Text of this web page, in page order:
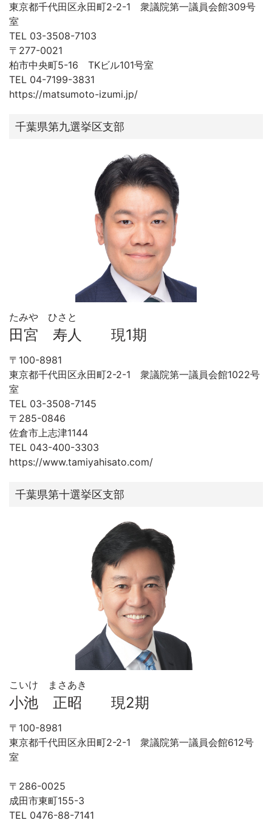
東京都千代田区永田町2-2-1 衆議院第一議員会館309号
室
TEL 03-3508-7103
〒277-0021
柏市中央町5-16 TKビル101号室
TEL 04-7199-3831
https://matsumoto-izumi.jp/
千葉県第九選挙区支部
たみや ひさと
田宮 寿人 現1期
〒100-8981
東京都千代田区永田町2-2-1 衆議院第一議員会館1022号
室
TEL 03-3508-7145
〒285-0846
佐倉市上志津1144
TEL 043-400-3303
https://www.tamiyahisato.com/
千葉県第十選挙区支部
こいけ まさあき
小池 正昭 現2期
〒100-8981
東京都千代田区永田町2-2-1 衆議院第一議員会館612号
室
〒286-0025
成田市東町155-3
TEL 0476-88-7141